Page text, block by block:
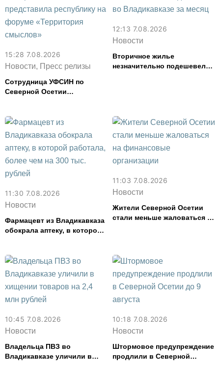
15:28 7.08.2026
Новости, Пресс релизы
Сотрудница УФСИН по
Северной Осетии
смыслов»
12:13 7.08.2026
Новости
Вторичное жилье
незначительно подешевело
11:30 7.08.2026
Новости
Фармацевт из Владикавказа
обокрала аптеку, в которой
11:03 7.08.2026
Новости
Жители Северной Осетии
стали меньше жаловаться на
10:45 7.08.2026
Новости
Владельца ПВЗ во
Владикавказе уличили в
10:18 7.08.2026
Новости
Штормовое предупреждение
продлили в Северной